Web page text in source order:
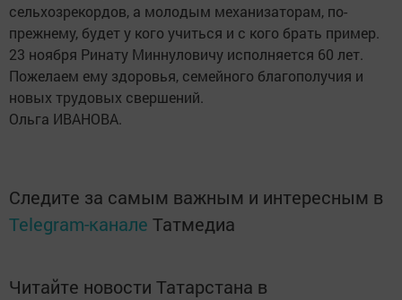
сельхозрекордов, а молодым механизаторам, по-
прежнему, будет у кого учиться и с кого брать пример.
23 ноября Ринату Миннуловичу исполняется 60 лет.
Пожелаем ему здоровья, семейного благополучия и
новых трудовых свершений.
Ольга ИВАНОВА.
Следите за самым важным и интересным в
Telegram-канале Татмедиа
Читайте новости Татарстана в